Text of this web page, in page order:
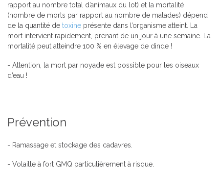
rapport au nombre total d’animaux du lot) et la mortalité
(nombre de morts par rapport au nombre de malades) dépend
de la quantité de toxine présente dans l’organisme atteint. La
mort intervient rapidement, prenant de un jour à une semaine. La
mortalité peut atteindre 100 % en élevage de dinde !
- Attention, la mort par noyade est possible pour les oiseaux
d’eau !
Prévention
- Ramassage et stockage des cadavres.
- Volaille à fort GMQ particulièrement à risque.